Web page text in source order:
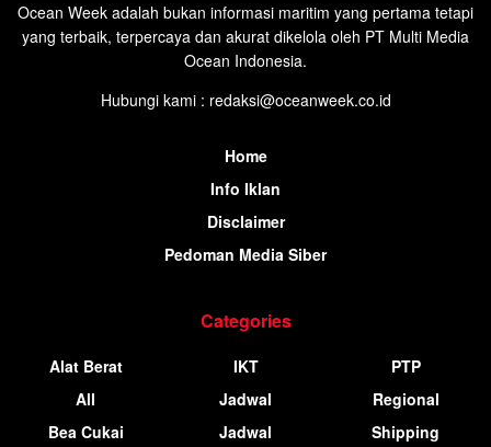
Ocean Week adalah bukan informasi maritim yang pertama tetapi
yang terbaik, terpercaya dan akurat dikelola oleh PT Multi Media
Ocean Indonesia.
Hubungi kami : redaksi@oceanweek.co.id
Home
Info Iklan
Disclaimer
Pedoman Media Siber
Categories
Alat Berat
All
Bea Cukai
IKT
Jadwal
Jadwal
PTP
Regional
Shipping